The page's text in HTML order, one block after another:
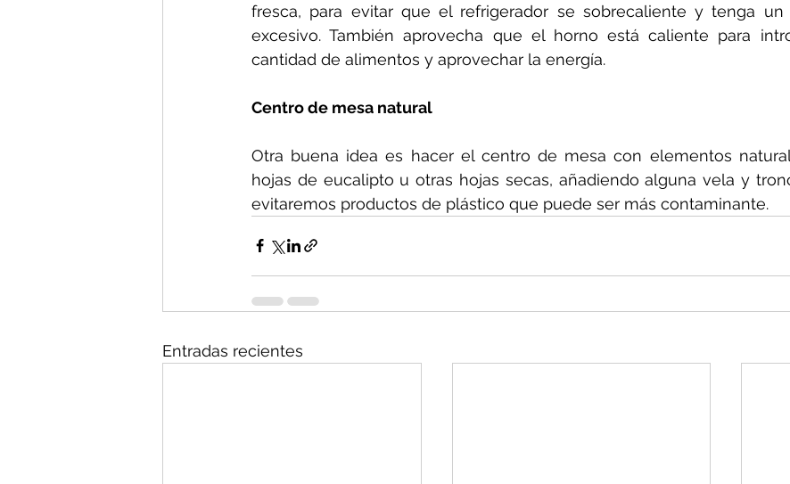
fresca, para evitar que el refrigerador se sobrecaliente y tenga un
excesivo. También aprovecha que el horno está caliente para
cantidad de alimentos y aprovechar la energía.
Centro de mesa natural
Otra buena idea es hacer el centro de mesa con elementos
hojas de eucalipto u otras hojas secas, añadiendo alguna vela y
evitaremos productos de plástico que puede ser más contaminante.
Entradas recientes